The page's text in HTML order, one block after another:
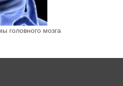
головного мозга